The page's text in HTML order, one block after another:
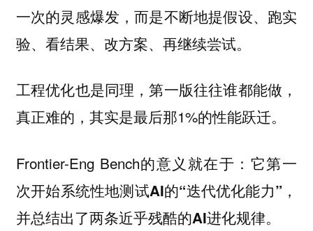
一次的灵感爆发，而是不断地提假设、跑实
验、看结果、改方案、再继续尝试。
工程优化也是同理，第一版往往谁都能做，
真正难的，其实是最后那1%的性能跃迁。
Frontier-Eng Bench的意义就在于： 它第一
次开始系统性地测试AI的“迭代优化能力”，
并总结出了两条近乎残酷的AI进化规律。